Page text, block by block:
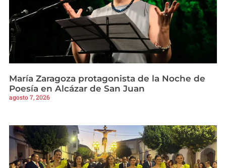
María Zaragoza protagonista de la Noche de
Poesía en Alcázar de San Juan
agosto 7, 2026